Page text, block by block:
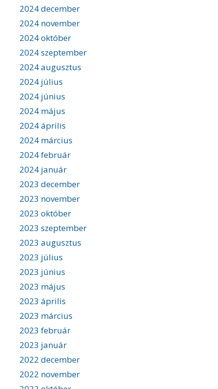
2024 december
2024 november
2024 október
2024 szeptember
2024 augusztus
2024 július
2024 június
2024 május
2024 április
2024 március
2024 február
2024 január
2023 december
2023 november
2023 október
2023 szeptember
2023 augusztus
2023 július
2023 június
2023 május
2023 április
2023 március
2023 február
2023 január
2022 december
2022 november